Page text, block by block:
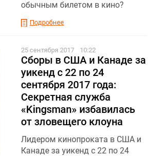
обычным билетом в кино?
Подробнее
25 сентября 2017 10:22
Сборы в США и Канаде за
уикенд с 22 по 24
сентября 2017 года:
Секретная служба
«Kingsman» избавилась
от зловещего клоуна
Лидером кинопроката в США и
Канаде за уикенд с 22 по 24